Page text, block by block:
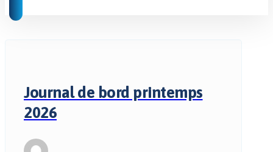
Journal de bord printemps
2026